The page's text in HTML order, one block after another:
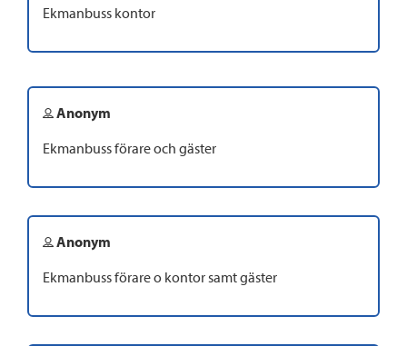
Ekmanbuss kontor
Anonym
Ekmanbuss förare och gäster
Anonym
Ekmanbuss förare o kontor samt gäster